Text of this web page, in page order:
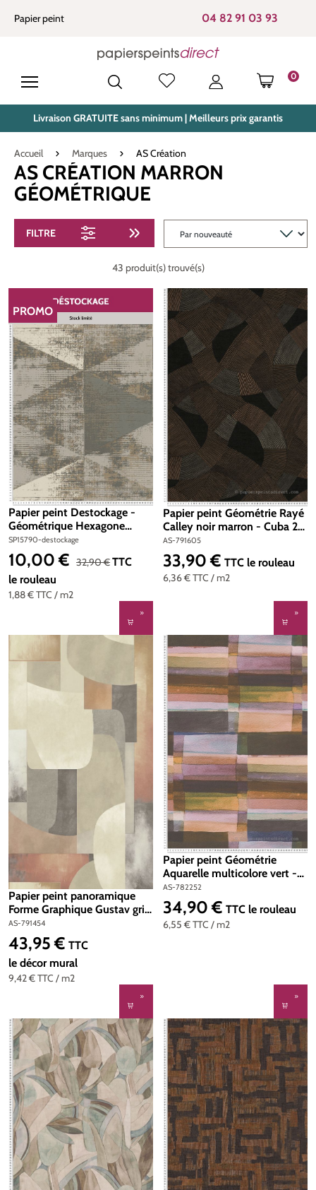
principal
Papier peint 04 82 91 03 93
0
LE
Livraison GRATUITE sans minimum | Meilleurs prix garantis
Accueil Marques AS Création
AS CRÉATION MARRON
GÉOMÉTRIQUE
FILTRE
43 produit(s) trouvé(s)
RÉDUCTION
PROMO
Papier peint Destockage -
Géométrique Hexagone
marron - Geo Effect d'A.S.
Création
SP15790-destockage
1,88 €TTC / m2
Prix de vente :
10,00 € Prix régulier :
32,90 €TTC
le rouleau
Papier peint Géométrie Rayé
Calley noir marron - Cuba 2
d'A.S. Création | Réf. AS-
791605
AS-791605
6,36 €TTC / m2
Prix régulier :
33,90 € TTC le rouleau
Papier peint panoramique
Forme Graphique Gustav gris
beige - Cosmoliving d'A.S.
Création | Réf. 791454
AS-791454
9,42 €TTC / m2
Prix régulier :
43,95 € TTC
le décor mural
Papier peint Géométrie
Aquarelle multicolore vert -
Anna D'Andrea d'A.S.
Création | Réf. AS-782252
AS-782252
6,55 €TTC / m2
Prix régulier :
34,90 € TTC le rouleau